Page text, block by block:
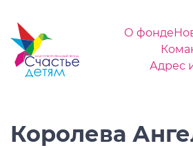
О фонде
Адрес
Королева